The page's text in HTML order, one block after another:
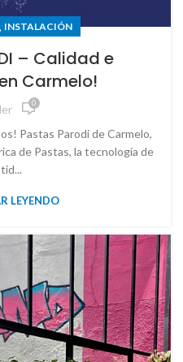
, INSTALACIÓN
– Calidad e
Carmelo!
0
Pastas Parodi de Carmelo,
de Pastas, la tecnología de
LEYENDO